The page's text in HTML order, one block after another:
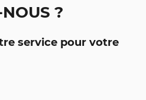
?
service pour votre